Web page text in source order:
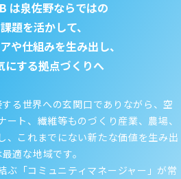
は泉佐野ならではの
題を活かして、
や仕組みを生み出し、
にする拠点づくりへ
る世界への玄関口でありながら、空
ト、繊維等ものづくり産業、 農場、
、これまでにない新たな価値を生み出
適な地域です。
ぶ「コミュニティマネージャー」が常